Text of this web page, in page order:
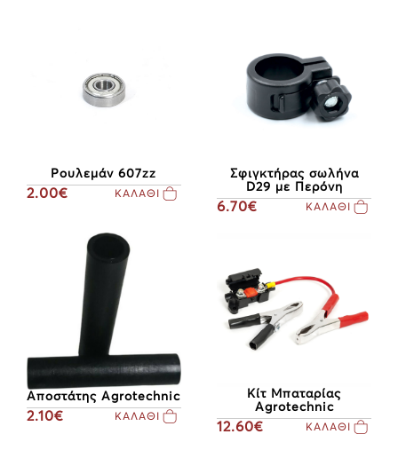
Ρουλεμάν 607zz
2.00€ ΚΑΛΑΘΙ
Σφιγκτήρας σωλήνα
D29 με Περόνη
6.70€ ΚΑΛΑΘΙ
Αποστάτης Agrotechnic
2.10€ ΚΑΛΑΘΙ
Κίτ Μπαταρίας
Agrotechnic
12.60€ ΚΑΛΑΘΙ